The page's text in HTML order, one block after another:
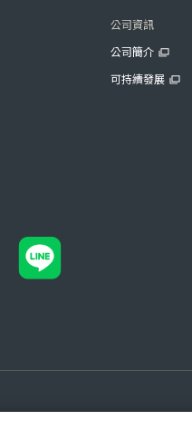
公司資訊
公司簡介
可持續發展